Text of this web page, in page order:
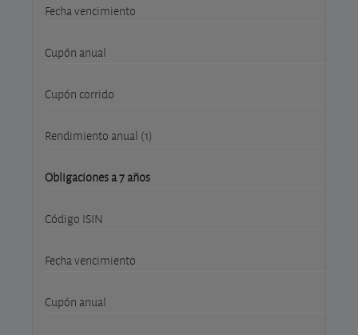
Fecha vencimiento
Cupón anual
Cupón corrido
Rendimiento anual (1)
Obligaciones a 7 años
Código ISIN
Fecha vencimiento
Cupón anual